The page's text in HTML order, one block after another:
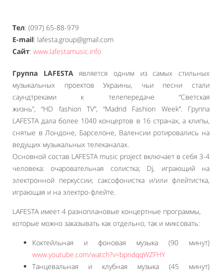
Тел: (097) 65-88-979
E-mail: lafesta.group@gmail.com
Сайт: www.lafestamusic.info
Группа LAFESTAявляется одним из самых стильных
музыкальных проектов Украины, чьи песни стали
саундтреками к телепередаче “Светская
жизнь”, “HD fashion TV”, “Madrid Fashion Week”. Группа
LAFESTA дала более 1040 концертов в 16 странах, а клипы,
снятые в Лондоне, Барселоне, Валенсии ротировались на
ведущих музыкальных телеканалах.
Основной состав LAFESTA music project включает в себя 3-4
человека: очаровательная солистка; Dj, играющий на
электронной перкуссии; саксофонистка и/или флейтистка,
играющая и на электро-флейте.
LAFESTA имеет 4 разноплановые концертные программы,
которые можно заказывать как отдельно, так и миксовать:
Коктейльная и фоновая музыка (90 минут)
www.youtube.com/watch?v=bpndqqWZFHY
Танцевальная и клубная музыка (45 минут)